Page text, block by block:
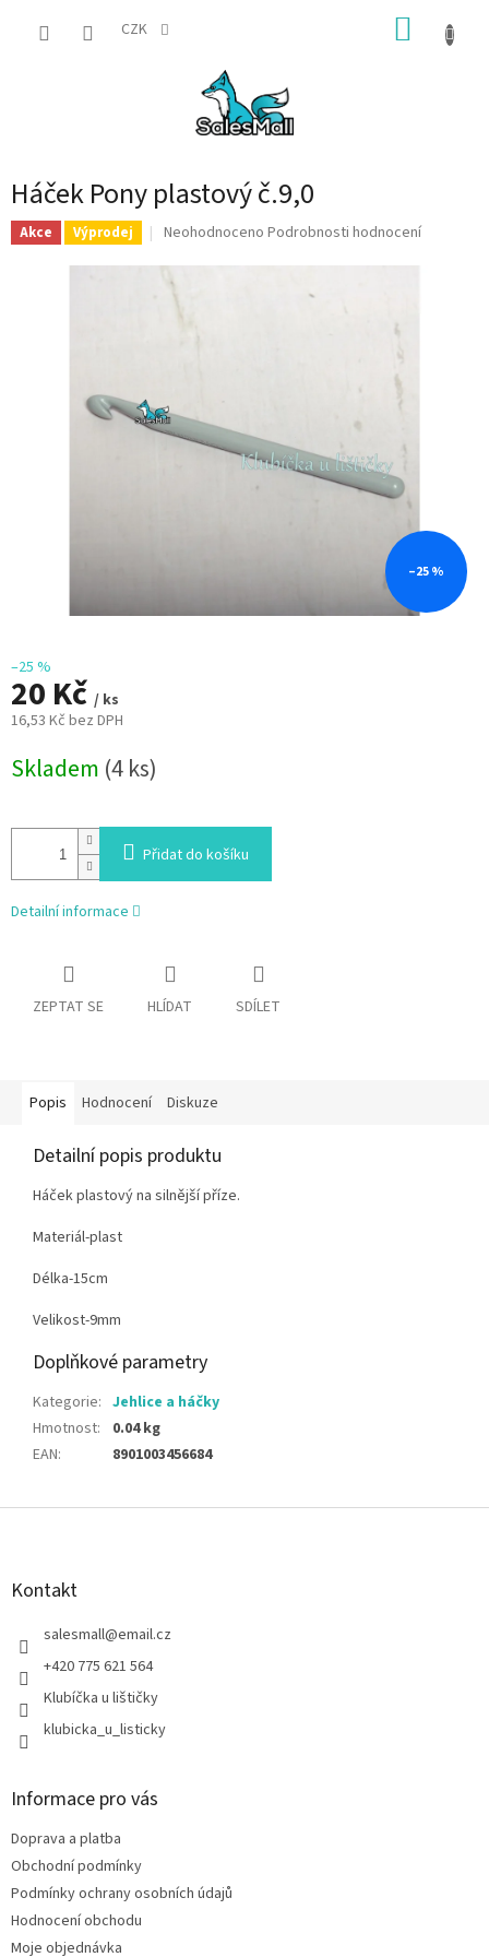
CZK
Háček Pony plastový č.9,0
Akce Výprodej
Průměrné
produktu
0,0
Neohodnoceno Podrobnosti hodnocení
–25 %
–25 %
20 Kč / ks
16,53 Kč bez DPH
cena:
Skladem (4 ks)
Přidat do košíku
Detailní informace
ZEPTAT SE HLÍDAT SDÍLET
Popis Hodnocení Diskuze
Detailní popis produktu
Háček plastový na silnější příze.
Materiál-plast
Délka-15cm
Velikost-9mm
Doplňkové parametry
Kategorie: Jehlice a háčky
Hmotnost:
0.04 kg
EAN: 8901003456684
Z
Kontakt
salesmall@email.cz
+420 775 621 564
Klubíčka u lištičky
klubicka_u_listicky
Informace pro vás
Doprava a platba
Obchodní podmínky
Podmínky ochrany osobních údajů
Hodnocení obchodu
Moje objednávka